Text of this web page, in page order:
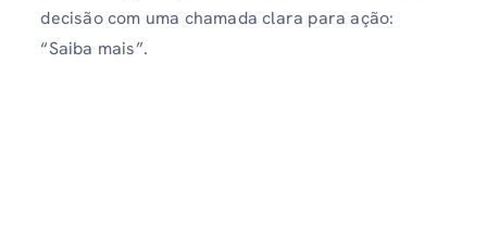
decisão com uma chamada clara para ação:
“Saiba mais”.